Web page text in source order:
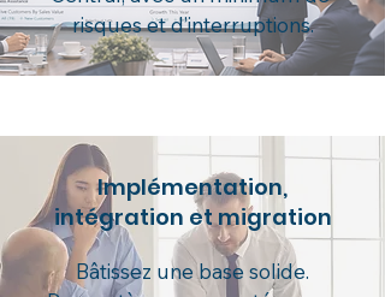
risques et d’interruptions.
Implémentation,
intégration et migration
Bâtissez une base solide.